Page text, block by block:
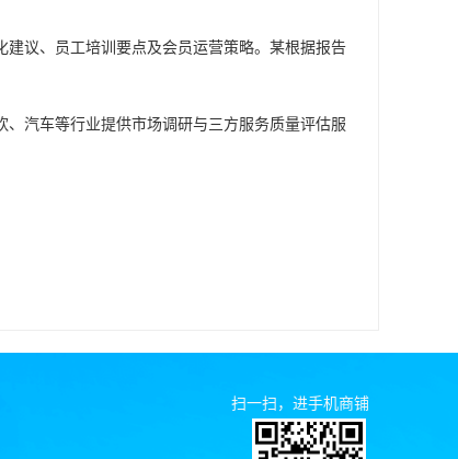
议、员工培训要点及会员运营策略。某根据报告
汽车等行业提供市场调研与三方服务质量评估服
扫一扫，进手机商铺